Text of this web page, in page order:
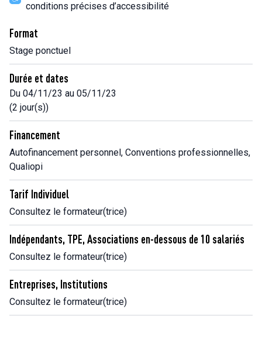
conditions précises d’accessibilité
Format
Stage ponctuel
Durée et dates
Du 04/11/23 au 05/11/23
(2 jour(s))
Financement
Autofinancement personnel, Conventions professionnelles,
Qualiopi
Tarif Individuel
Consultez le formateur(trice)
Indépendants, TPE, Associations en-dessous de 10 salariés
Consultez le formateur(trice)
Entreprises, Institutions
Consultez le formateur(trice)